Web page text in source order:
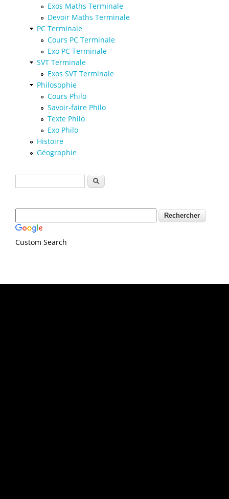
Exos Maths Terminale
Devoir Maths Terminale
PC Terminale
Cours PC Terminale
Exo PC Terminale
SVT Terminale
Exos SVT Terminale
Philosophie
Cours Philo
Savoir-faire Philo
Texte Philo
Exo Philo
Histoire
Géographie
Formulaire de recherche
Rechercher
Custom Search